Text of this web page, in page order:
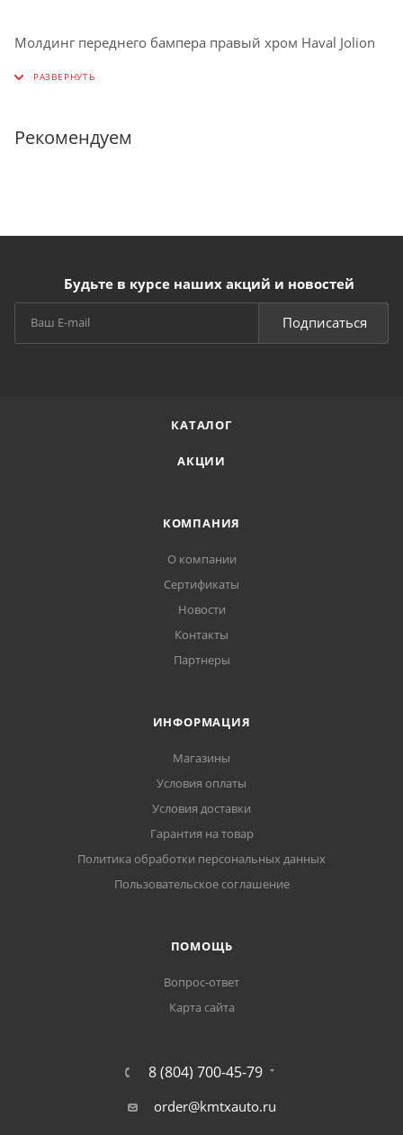
Молдинг переднего бампера правый хром Haval Jolion
Рекомендуем
Будьте в курсе наших акций и новостей
Подписаться
КАТАЛОГ
АКЦИИ
КОМПАНИЯ
О компании
Сертификаты
Новости
Контакты
Партнеры
ИНФОРМАЦИЯ
Магазины
Условия оплаты
Условия доставки
Гарантия на товар
Политика обработки персональных данных
Пользовательское соглашение
ПОМОЩЬ
Вопрос-ответ
Карта сайта
8 (804) 700-45-79
order@kmtxauto.ru